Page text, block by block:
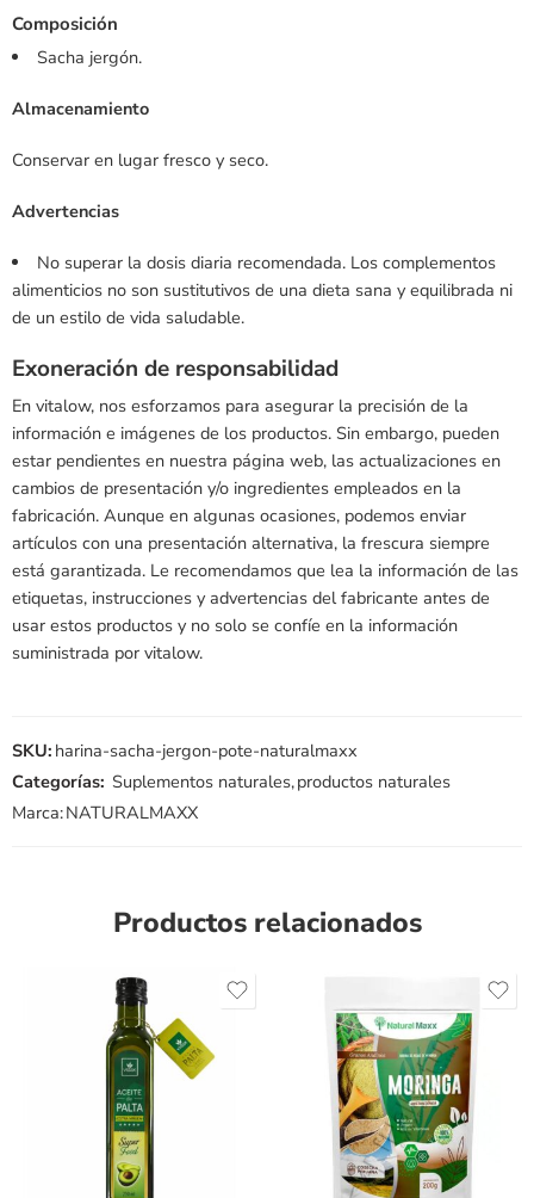
Composición
Sacha jergón.
Almacenamiento
Conservar en lugar fresco y seco.
Advertencias
No superar la dosis diaria recomendada. Los complementos
alimenticios no son sustitutivos de una dieta sana y equilibrada ni
de un estilo de vida saludable.
Exoneración de responsabilidad
En vitalow, nos esforzamos para asegurar la precisión de la
información e imágenes de los productos. Sin embargo, pueden
estar pendientes en nuestra página web, las actualizaciones en
cambios de presentación y/o ingredientes empleados en la
fabricación. Aunque en algunas ocasiones, podemos enviar
artículos con una presentación alternativa, la frescura siempre
está garantizada. Le recomendamos que lea la información de las
etiquetas, instrucciones y advertencias del fabricante antes de
usar estos productos y no solo se confíe en la información
suministrada por vitalow.
SKU: harina-sacha-jergon-pote-naturalmaxx
Categorías: Suplementos naturales,productos naturales
Marca:NATURALMAXX
Productos relacionados
Peso 200gr
Peso 100gr